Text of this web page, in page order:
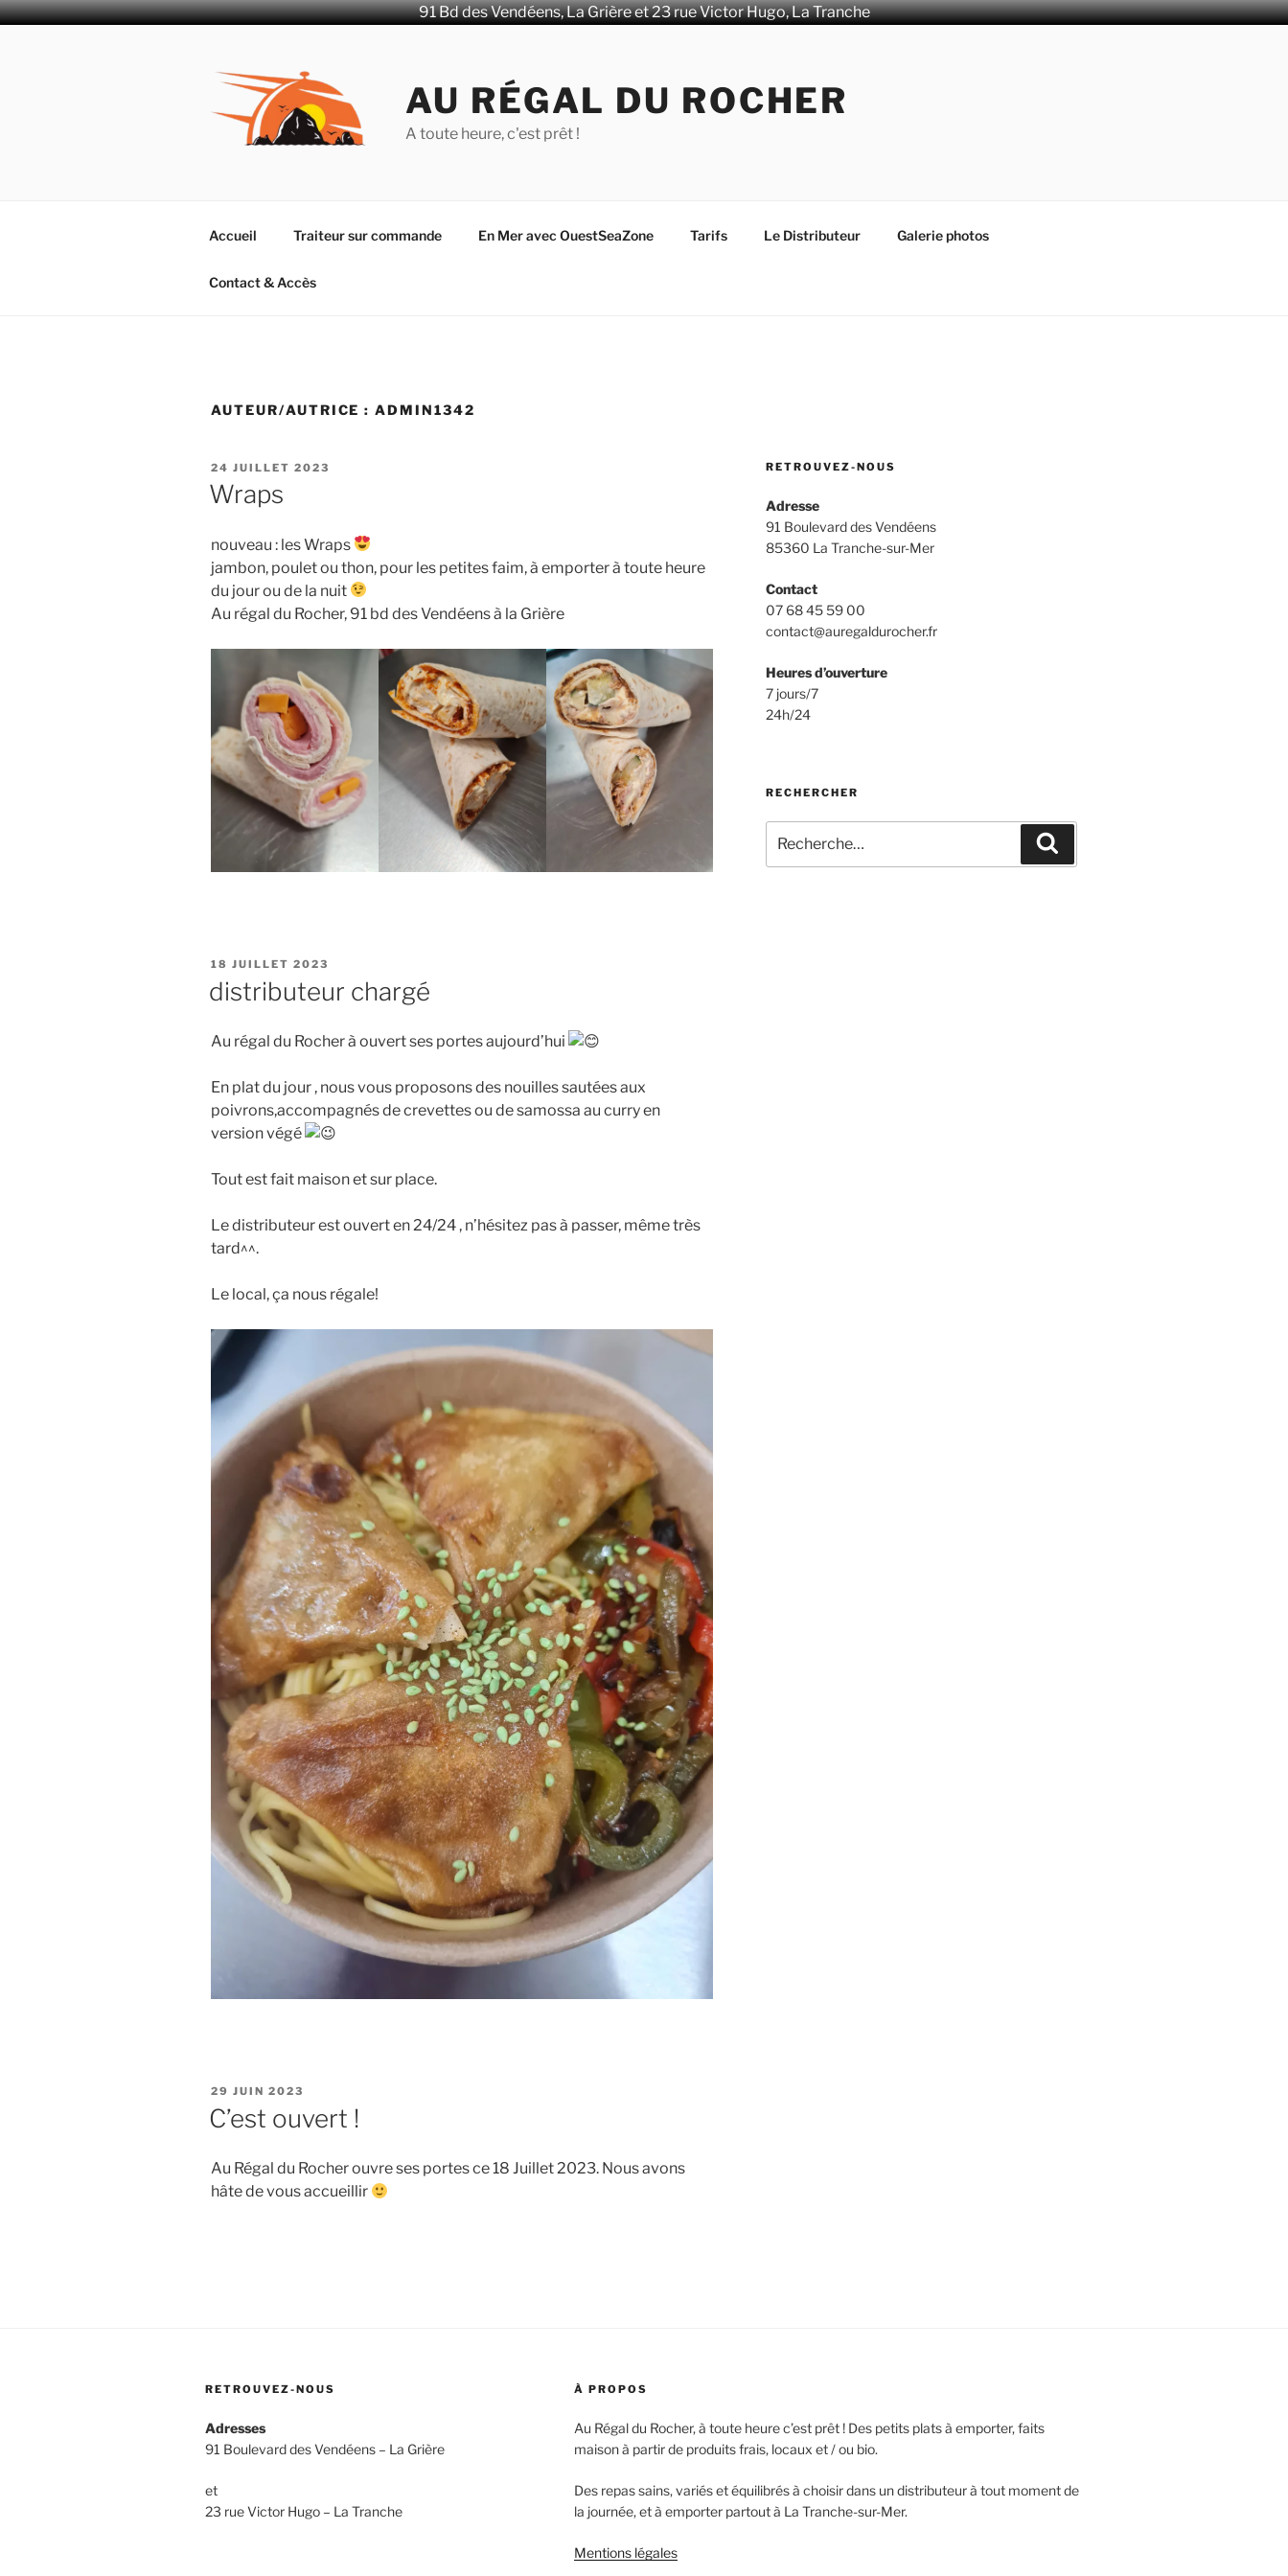
91 Bd des Vendéens, La Grière et 23 rue Victor Hugo, La Tranche
AU RÉGAL DU ROCHER
A toute heure, c'est prêt !
Accueil Traiteur sur commande En Mer avec OuestSeaZone Tarifs Le Distributeur Galerie photos
Contact & Accès
AUTEUR/AUTRICE :ADMIN1342
PUBLIÉ
LE
24 JUILLET 2023
Wraps
nouveau : les Wraps
jambon, poulet ou thon, pour les petites faim, à emporter à toute heure
du jour ou de la nuit
Au régal du Rocher, 91 bd des Vendéens à la Grière
PUBLIÉ
18 JUILLET 2023
distributeur chargé
Au régal du Rocher à ouvert ses portes aujourd’hui
En plat du jour , nous vous proposons des nouilles sautées aux
poivrons,accompagnés de crevettes ou de samossa au curry en
version végé
Tout est fait maison et sur place.
Le distributeur est ouvert en 24/24 , n’hésitez pas à passer, même très
tard^^.
Le local, ça nous régale!
PUBLIÉ
LE
29 JUIN 2023
C’est ouvert !
Au Régal du Rocher ouvre ses portes ce 18 Juillet 2023. Nous avons
hâte de vous accueillir
RETROUVEZ-NOUS
Adresse
91 Boulevard des Vendéens
85360 La Tranche-sur-Mer
Contact
07 68 45 59 00
contact@auregaldurocher.fr
Heures d’ouverture
7 jours/7
24h/24
RECHERCHER
pour
:
RETROUVEZ-NOUS
Adresses
91 Boulevard des Vendéens – La Grière
et
23 rue Victor Hugo – La Tranche
À PROPOS
Au Régal du Rocher, à toute heure c’est prêt ! Des petits plats à emporter, faits
maison à partir de produits frais, locaux et / ou bio.
Des repas sains, variés et équilibrés à choisir dans un distributeur à tout moment de
la journée, et à emporter partout à La Tranche-sur-Mer.
Mentions légales